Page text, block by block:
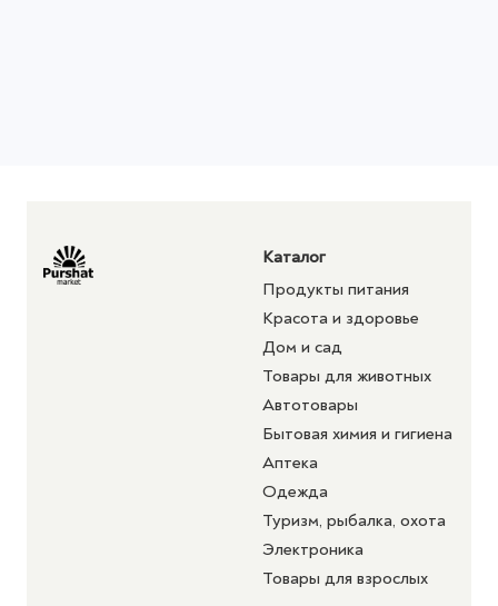
Каталог
Продукты питания
Красота и здоровье
Дом и сад
Товары для животных
Автотовары
Бытовая химия и гигиена
Аптека
Одежда
Туризм, рыбалка, охота
Электроника
Товары для взрослых